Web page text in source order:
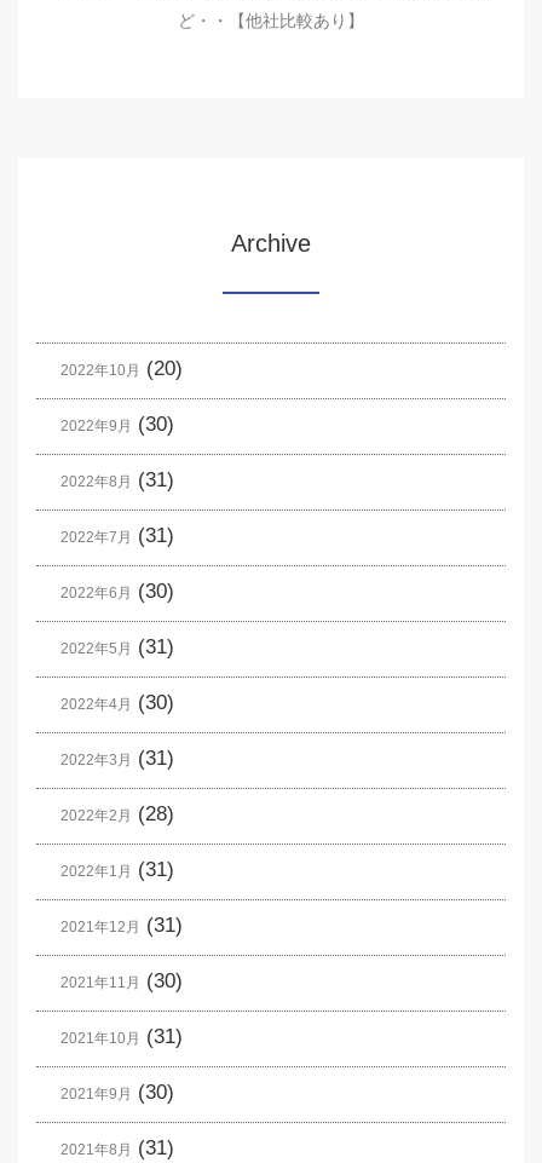
ど・・【他社比較あり】
Archive
2022年10月 (20)
2022年9月 (30)
2022年8月 (31)
2022年7月 (31)
2022年6月 (30)
2022年5月 (31)
2022年4月 (30)
2022年3月 (31)
2022年2月 (28)
2022年1月 (31)
2021年12月 (31)
2021年11月 (30)
2021年10月 (31)
2021年9月 (30)
2021年8月 (31)